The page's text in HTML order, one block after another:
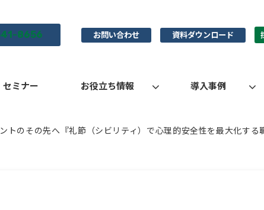
8656 お問い合わせ 資料ダウンロード
セミナー お役立ち情報 導入事例
のその先へ『礼節（シビリティ）で心理的安全性を最大化する